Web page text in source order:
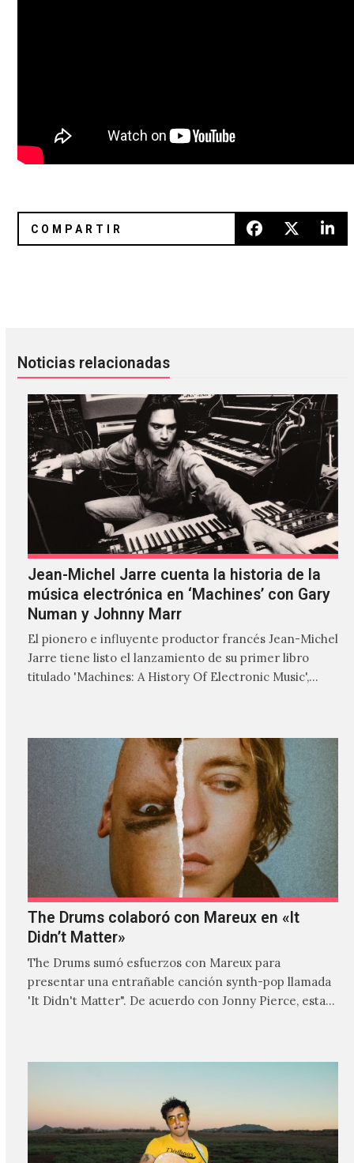
Noticias relacionadas
Jean-Michel Jarre cuenta la historia de la
música electrónica en ‘Machines’ con Gary
Numan y Johnny Marr
El pionero e influyente productor francés Jean-Michel
Jarre tiene listo el lanzamiento de su primer libro
titulado 'Machines: A History Of Electronic Music',
The Drums colaboró con Mareux en «It
Didn’t Matter»
The Drums sumó esfuerzos con Mareux para
presentar una entrañable canción synth-pop llamada
'It Didn't Matter". De acuerdo con Jonny Pierce, esta